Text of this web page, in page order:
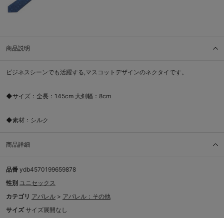
商品説明
ビジネスシーンでも活躍する,マスコットデザインのネクタイです。
◆サイズ：全長：145cm 大剣幅：8cm
◆素材：シルク
商品詳細
品番 ydb4570199659878
性別 ユニセックス
カテゴリ アパレル > アパレル：その他
サイズ サイズ展開なし